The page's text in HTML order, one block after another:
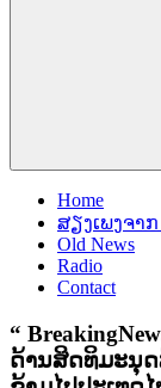
Home
ສຽງເພງຈາກ
Old News
Radio
Contact
“
ດ້ານສິດທິມະນຸ